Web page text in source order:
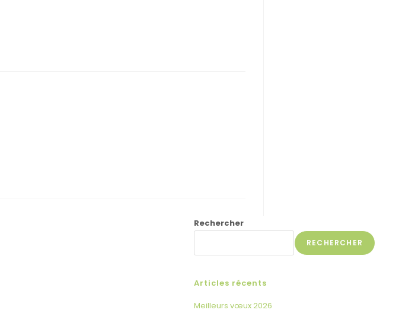
Rechercher
RECHERCHER
Articles récents
Meilleurs vœux 2026